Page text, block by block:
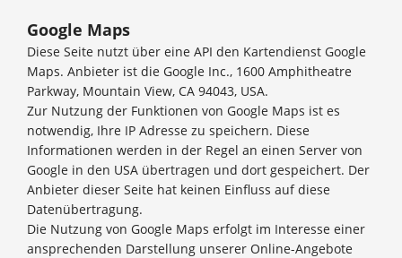
Google Maps
Diese Seite nutzt über eine API den Kartendienst Google
Maps. Anbieter ist die Google Inc., 1600 Amphitheatre
Parkway, Mountain View, CA 94043, USA.
Zur Nutzung der Funktionen von Google Maps ist es
notwendig, Ihre IP Adresse zu speichern. Diese
Informationen werden in der Regel an einen Server von
Google in den USA übertragen und dort gespeichert. Der
Anbieter dieser Seite hat keinen Einfluss auf diese
Datenübertragung.
Die Nutzung von Google Maps erfolgt im Interesse einer
ansprechenden Darstellung unserer Online-Angebote